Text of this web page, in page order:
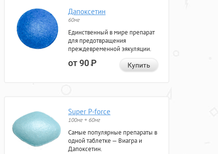
Дапоксетин
60мг
Единственный в мире препарат
для предотвращения
преждевременной эякуляции.
от 90Р Купить
Super P-force
100мг + 60мг
Самые популярные препараты в
одной таблетке — Виагра и
Дапоксетин.